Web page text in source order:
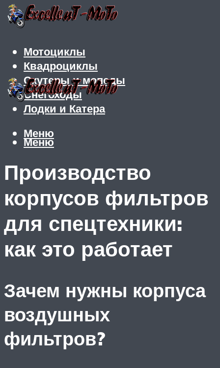
Мотоциклы
Квадроциклы
Скутеры и мопеды
Снегоходы
Лодки и Катера
Меню
Меню
Производство
корпусов фильтров
для спецтехники:
как это работает
Зачем нужны корпуса
воздушных
фильтров?